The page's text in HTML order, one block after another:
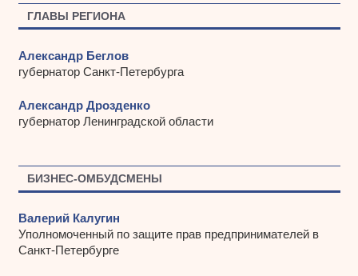
ГЛАВЫ РЕГИОНА
Александр Беглов
губернатор Санкт-Петербурга
Александр Дрозденко
губернатор Ленинградской области
БИЗНЕС-ОМБУДСМЕНЫ
Валерий Калугин
Уполномоченный по защите прав предпринимателей в
Санкт-Петербурге
ы